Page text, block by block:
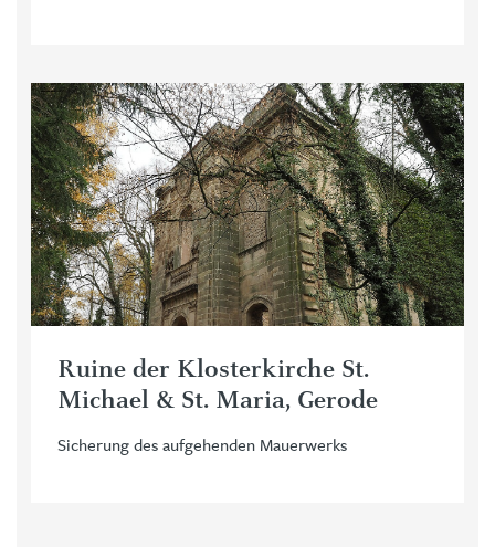
Ruine der Klosterkirche St.
Michael & St. Maria, Gerode
Sicherung des aufgehenden Mauerwerks